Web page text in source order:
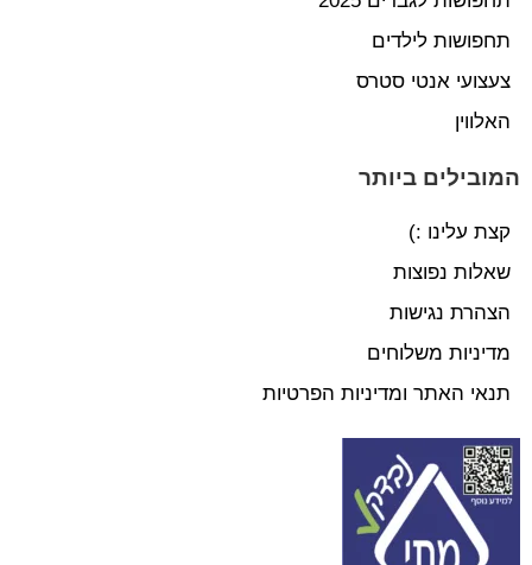
תחפושות לילדים
צעצועי אנטי סטרס
האלווין
המובילים ביותר
קצת עלינו :)
שאלות נפוצות
הצהרת נגישות
מדיניות משלוחים
תנאי האתר ומדיניות הפרטיות